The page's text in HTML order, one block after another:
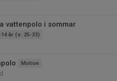
vattenpolo i sommar
år (v. 25-33)
Motion